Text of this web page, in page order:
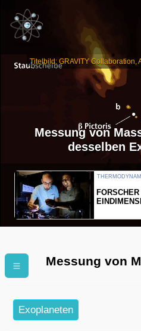
Titelbild: GRAVITY Collaboration,
Messung von
desselben
Messung von
Exoplaneten